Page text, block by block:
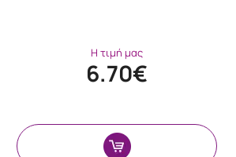
Η τιμή μας
6.70€